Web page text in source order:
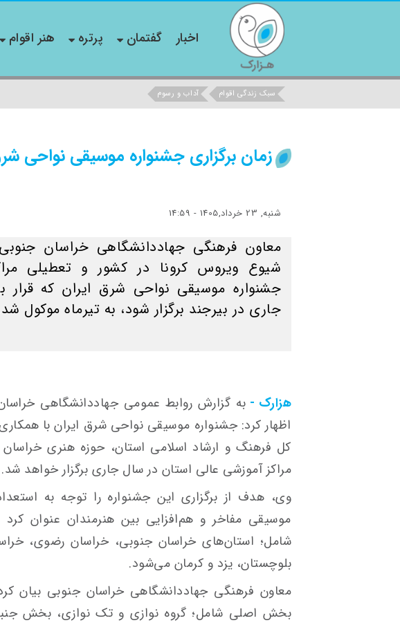
اخبار گفتمان پرتره هنر اقوام
سبک زندگی اقوام آداب و رسوم
زمان برگزاری جشنواره موسیقی نواحی
شنبه, 23 خرداد,1405 - 14:59
معاون فرهنگی جهاددانشگاهی خراسان
شیوع ویروس کرونا در کشور و تعطیلی
جشنواره موسیقی نواحی شرق ایران که قرار
جاری در بیرجند برگزار شود، به تیرماه موکول
هزارک - به گزارش روابط عمومی جهاددانشگاهی
اظهار کرد: جشنواره موسیقی نواحی شرق ایران با
کل فرهنگ و ارشاد اسلامی استان، حوزه هنری
مراکز آموزشی عالی استان در سال جاری برگزار خواهد شد.
وی، هدف از برگزاری این جشنواره را توجه به
موسیقی مفاخر و هم‌افزایی بین هنرمندان عنوان کرد
شامل؛ استان‌های خراسان جنوبی، خراسان رضوی،
بلوچستان، یزد و کرمان می‌شود.
معاون فرهنگی جهاددانشگاهی خراسان جنوبی بیان
بخش اصلی شامل؛ گروه نوازی و تک نوازی، بخش